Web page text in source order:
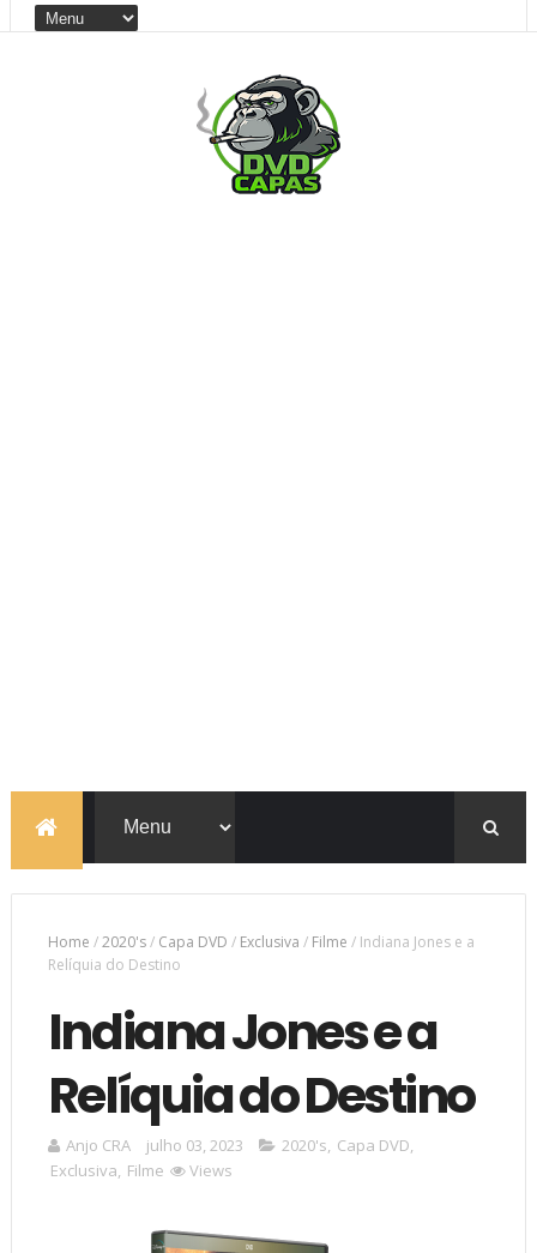
Home /2020's/ Capa DVD / Exclusiva / Filme / Indiana Jones e a
Relíquia do Destino
Indiana Jones e a
Relíquia do Destino
Anjo CRA julho 03, 2023 2020's, Capa DVD,
Exclusiva, Filme Views